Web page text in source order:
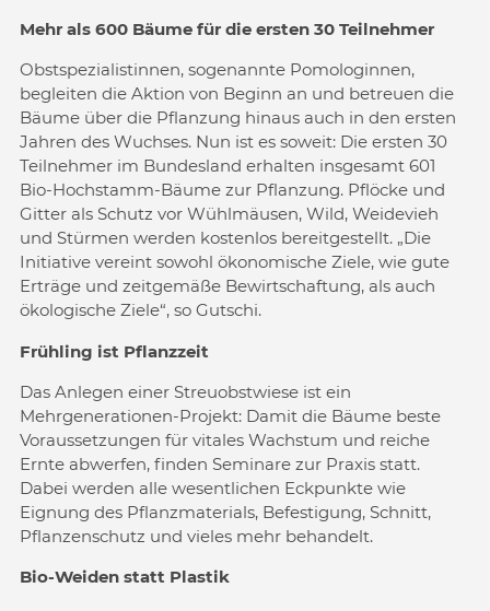
Mehr als 600 Bäume für die ersten 30 Teilnehmer
Obstspezialistinnen, sogenannte Pomologinnen,
begleiten die Aktion von Beginn an und betreuen die
Bäume über die Pflanzung hinaus auch in den ersten
Jahren des Wuchses. Nun ist es soweit: Die ersten 30
Teilnehmer im Bundesland erhalten insgesamt 601
Bio-Hochstamm-Bäume zur Pflanzung. Pflöcke und
Gitter als Schutz vor Wühlmäusen, Wild, Weidevieh
und Stürmen werden kostenlos bereitgestellt. „Die
Initiative vereint sowohl ökonomische Ziele, wie gute
Erträge und zeitgemäße Bewirtschaftung, als auch
ökologische Ziele“, so Gutschi.
Frühling ist Pflanzzeit
Das Anlegen einer Streuobstwiese ist ein
Mehrgenerationen-Projekt: Damit die Bäume beste
Voraussetzungen für vitales Wachstum und reiche
Ernte abwerfen, finden Seminare zur Praxis statt.
Dabei werden alle wesentlichen Eckpunkte wie
Eignung des Pflanzmaterials, Befestigung, Schnitt,
Pflanzenschutz und vieles mehr behandelt.
Bio-Weiden statt Plastik